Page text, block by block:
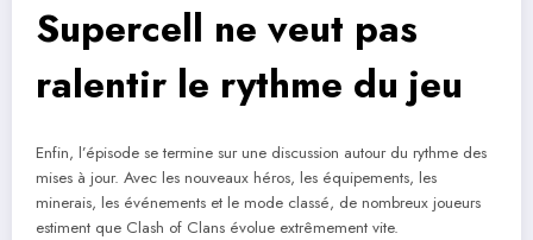
Supercell ne veut pas
ralentir le rythme du jeu
Enfin, l’épisode se termine sur une discussion autour du rythme des
mises à jour. Avec les nouveaux héros, les équipements, les
minerais, les événements et le mode classé, de nombreux joueurs
estiment que Clash of Clans évolue extrêmement vite.